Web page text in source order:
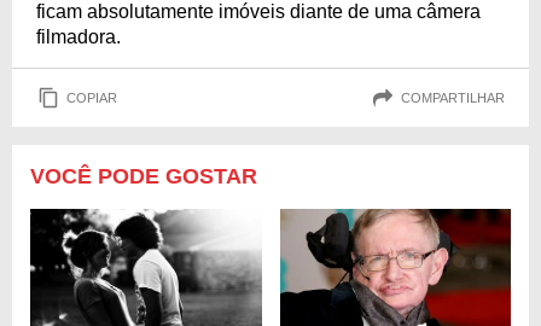
ficam absolutamente imóveis diante de uma câmera
filmadora.
COPIAR COMPARTILHAR
VOCÊ PODE GOSTAR